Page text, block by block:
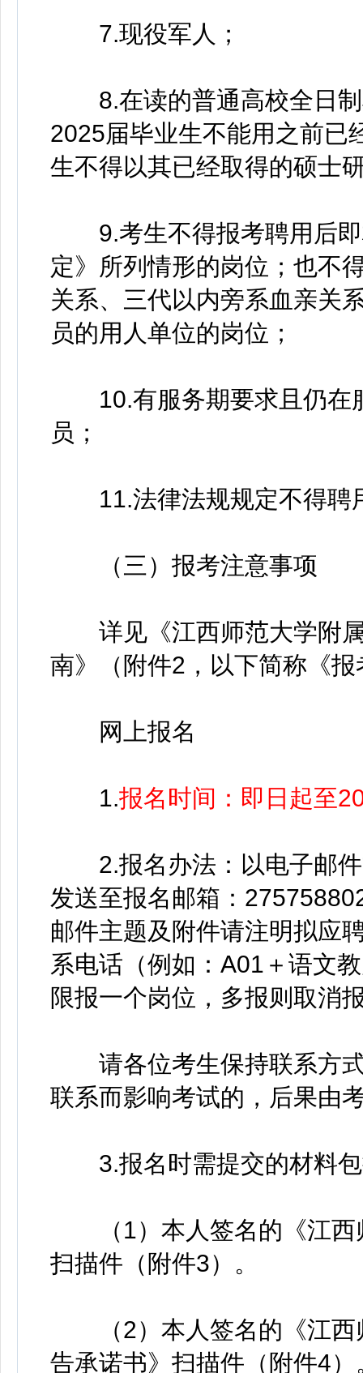
7.现役军人；
8.在读的普通高校全日制
2025届毕业生不能用之前已
生不得以其已经取得的硕士
9.考生不得报考聘用后即
定》所列情形的岗位；也不
关系、三代以内旁系血亲关
员的用人单位的岗位；
10.有服务期要求且仍在
员；
11.法律法规规定不得聘
（三）报考注意事项
详见《江西师范大学附属
南》（附件2，以下简称《
网上报名
1.报名时间：即日起至
2.报名办法：以电子邮件
发送至报名邮箱：
邮件主题及附件请注明拟应
系电话（例如：A01＋语文
限报一个岗位，多报则取消
请各位考生保持联系方式
联系而影响考试的，后果由
3.报名时需提交的材料包
（1）本人签名的《江西
扫描件（附件3）。
（2）本人签名的《江西
告承诺书》扫描件（附件4）